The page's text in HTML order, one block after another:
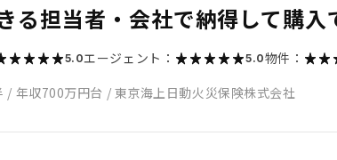
る担当者・会社で納得して購入
5.0エージェント： 5.0物件：
/ 年収700万円台 / 東京海上日動火災保険株式会社